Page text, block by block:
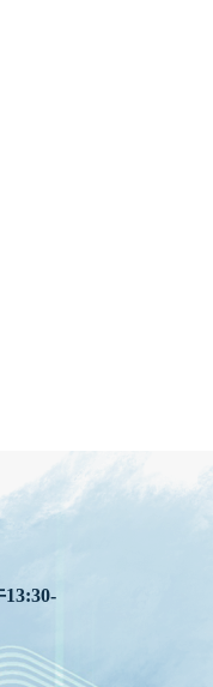
13:30-